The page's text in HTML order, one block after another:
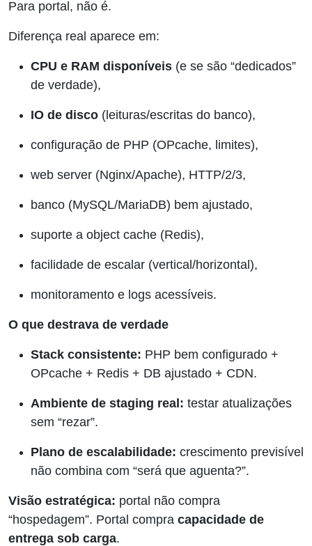
Para portal, não é.
Diferença real aparece em:
CPU e RAM disponíveis (e se são “dedicados”
de verdade),
IO de disco (leituras/escritas do banco),
configuração de PHP (OPcache, limites),
web server (Nginx/Apache), HTTP/2/3,
banco (MySQL/MariaDB) bem ajustado,
suporte a object cache (Redis),
facilidade de escalar (vertical/horizontal),
monitoramento e logs acessíveis.
O que destrava de verdade
Stack consistente: PHP bem configurado +
OPcache + Redis + DB ajustado + CDN.
Ambiente de staging real: testar atualizações
sem “rezar”.
Plano de escalabilidade: crescimento previsível
não combina com “será que aguenta?”.
Visão estratégica: portal não compra
“hospedagem”. Portal compra capacidade de
entrega sob carga.